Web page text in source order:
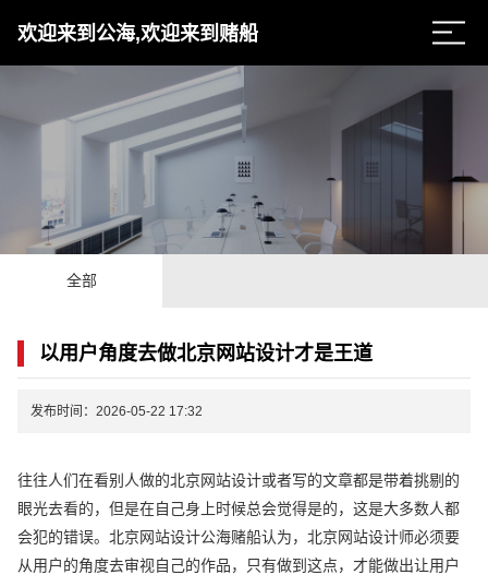
欢迎来到公海,欢迎来到赌船
全部
以用户角度去做北京网站设计才是王道
发布时间：2026-05-22 17:32
往往人们在看别人做的北京网站设计或者写的文章都是带着挑剔的
眼光去看的，但是在自己身上时候总会觉得是的，这是大多数人都
会犯的错误。北京网站设计公海赌船认为，北京网站设计师必须要
从用户的角度去审视自己的作品，只有做到这点，才能做出让用户